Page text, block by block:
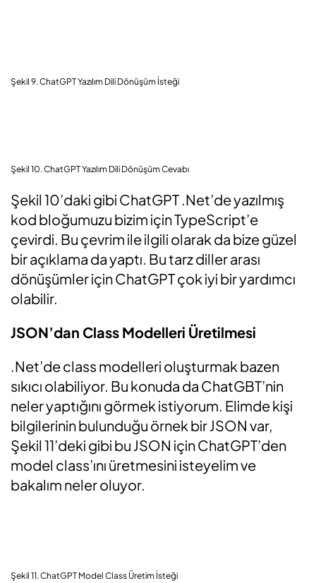
Şekil 9. ChatGPT Yazılım Dili Dönüşüm İsteği
Şekil 10. ChatGPT Yazılım Dili Dönüşüm Cevabı
Şekil 10’daki gibi ChatGPT .Net’de yazılmış
kod bloğumuzu bizim için TypeScript’e
çevirdi. Bu çevrim ile ilgili olarak da bize güzel
bir açıklama da yaptı. Bu tarz diller arası
dönüşümler için ChatGPT çok iyi bir yardımcı
olabilir.
JSON’dan Class Modelleri Üretilmesi
.Net’de class modelleri oluşturmak bazen
sıkıcı olabiliyor. Bu konuda da ChatGBT’nin
neler yaptığını görmek istiyorum. Elimde kişi
bilgilerinin bulunduğu örnek bir JSON var,
Şekil 11’deki gibi bu JSON için ChatGPT’den
model class’ını üretmesini isteyelim ve
bakalım neler oluyor.
Şekil 11. ChatGPT Model Class Üretim İsteği